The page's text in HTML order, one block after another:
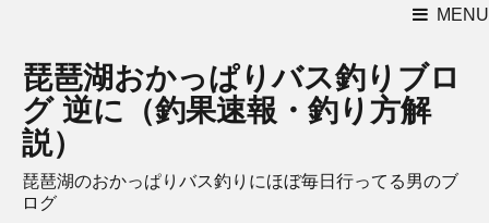
MENU
琵琶湖おかっぱりバス釣りブロ
グ 逆に（釣果速報・釣り方解
説）
琵琶湖のおかっぱりバス釣りにほぼ毎日行ってる男のブ
ログ